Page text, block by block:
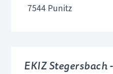
7544 Punitz
EKIZ